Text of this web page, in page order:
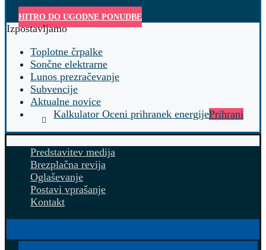
HITRO DO UGODNE PONUDBE
Izpostavljamo
Toplotne črpalke
Sončne elektrarne
Lunos prezračevanje
Subvencije
Aktualne novice
Kalkulator Oceni prihranek energijePrihrani
Predstavitev medija
Brezplačna revija
Oglaševanje
Postavi vprašanje
Kontakt